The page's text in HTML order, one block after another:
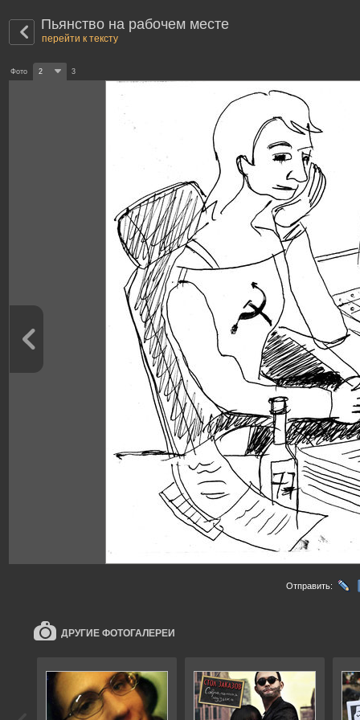
Пьянство на рабочем месте
перейти к тексту
Фото 2 3
Отправить:
ДРУГИЕ ФОТОГАЛЕРЕИ